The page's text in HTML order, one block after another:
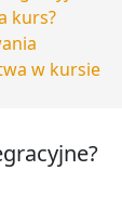
kurs?
w kursie